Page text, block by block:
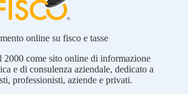
online su fisco e tasse
2000 come sito online di informazione
e di consulenza aziendale, dedicato a
professionisti, aziende e privati.